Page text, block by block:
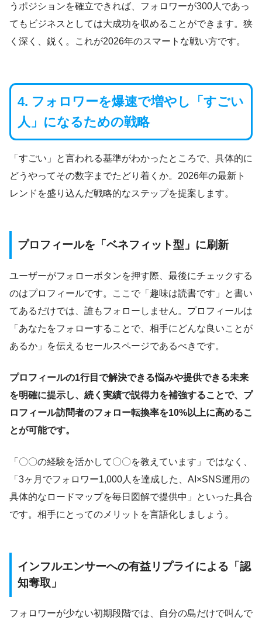
うポジションを確立できれば、フォロワーが300人であっ
てもビジネスとしては大成功を収めることができます。狭
く深く、鋭く。これが2026年のスマートな戦い方です。
4. フォロワーを爆速で増やし「すごい
人」になるための戦略
「すごい」と言われる基準がわかったところで、具体的に
どうやってその数字までたどり着くか。2026年の最新ト
レンドを盛り込んだ戦略的なステップを提案します。
プロフィールを「ベネフィット型」に刷新
ユーザーがフォローボタンを押す際、最後にチェックする
のはプロフィールです。ここで「趣味は読書です」と書い
てあるだけでは、誰もフォローしません。プロフィールは
「あなたをフォローすることで、相手にどんな良いことが
あるか」を伝えるセールスページであるべきです。
プロフィールの1行目で解決できる悩みや提供できる未来
を明確に提示し、続く実績で説得力を補強することで、プ
ロフィール訪問者のフォロー転換率を10%以上に高めるこ
とが可能です。
「〇〇の経験を活かして〇〇を教えています」ではなく、
「3ヶ月でフォロワー1,000人を達成した、AI×SNS運用の
具体的なロードマップを毎日図解で提供中」といった具合
です。相手にとってのメリットを言語化しましょう。
インフルエンサーへの有益リプライによる「認
知奪取」
フォロワーが少ない初期段階では、自分の島だけで叫んで